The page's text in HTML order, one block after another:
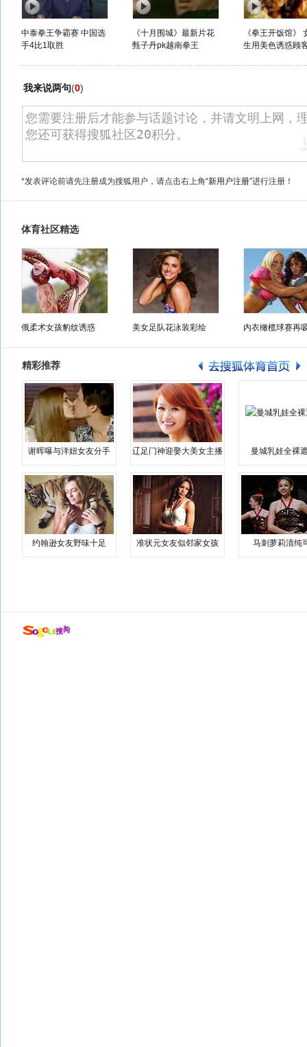
中泰拳王争霸赛 中国选
手4比1取胜
《十月围城》最新片花
甄子丹pk越南拳王
《拳王开饭馆》
生用美色诱惑顾
我来说两句(0)
*发表评论前请先注册成为搜狐用户，请点击右上角“新用户注册”进行注册！
体育社区精选
俄柔术女孩豹纹诱惑 美女足队花泳装彩绘 内衣橄榄球赛再
精彩推荐
谢晖曝与洋妞女友分手 辽足门神迎娶大美女主播 曼城乳娃全裸
约翰逊女友野味十足 准状元女友似邻家女孩 马刺萝莉清纯